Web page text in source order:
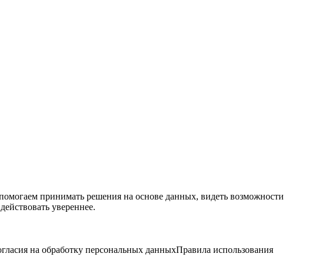
принимать решения на основе данных, видеть возможности
увереннее.
на обработку персональных данныхПравила использования